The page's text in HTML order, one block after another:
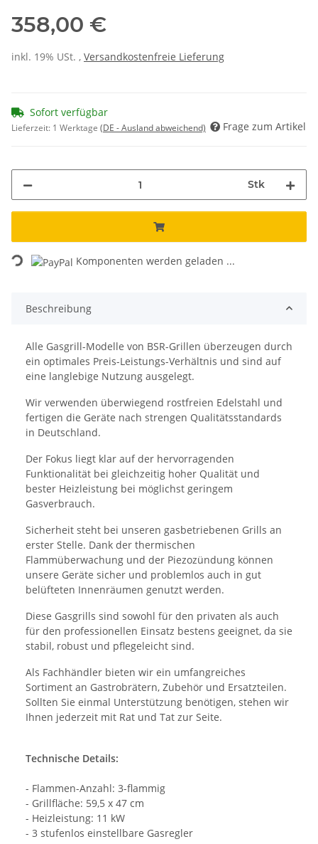
358,00 €
inkl. 19% USt. , Versandkostenfreie Lieferung
Sofort verfügbar
Lieferzeit: 1 Werktage (DE - Ausland abweichend) Frage zum Artikel
Stk
Loading... Komponenten werden geladen ...
Beschreibung
Alle Gasgrill-Modelle von BSR-Grillen überzeugen durch
ein optimales Preis-Leistungs-Verhältnis und sind auf
eine langlebige Nutzung ausgelegt.
Wir verwenden überwiegend rostfreien Edelstahl und
fertigen die Geräte nach strengen Qualitätsstandards
in Deutschland.
Der Fokus liegt klar auf der hervorragenden
Funktionalität bei gleichzeitig hoher Qualität und
bester Heizleistung bei möglichst geringem
Gasverbrauch.
Sicherheit steht bei unseren gasbetriebenen Grills an
erster Stelle. Dank der thermischen
Flammüberwachung und der Piezozündung können
unsere Geräte sicher und problemlos auch in gut
belüfteten Innenräumen genutzt werden.
Diese Gasgrills sind sowohl für den privaten als auch
für den professionellen Einsatz bestens geeignet, da sie
stabil, robust und pflegeleicht sind.
Als Fachhändler bieten wir ein umfangreiches
Sortiment an Gastrobrätern, Zubehör und Ersatzteilen.
Sollten Sie einmal Unterstützung benötigen, stehen wir
Ihnen jederzeit mit Rat und Tat zur Seite.
Technische Details:
- Flammen-Anzahl: 3-flammig
- Grillfläche: 59,5 x 47 cm
- Heizleistung: 11 kW
- 3 stufenlos einstellbare Gasregler